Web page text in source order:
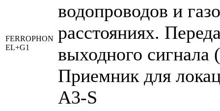
FERROPHON
EL+G1
водопроводов и
расстояниях.
выходного
Приемник для
A3-S